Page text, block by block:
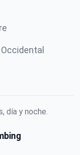
día y noche.